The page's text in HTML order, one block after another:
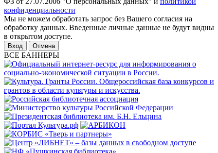
конфиденциальности
Мы не можем обработать запрос без Вашего согласия на
обработку данных. Введенные личные данные не будут видны
в открытом доступе.
Отмена
ВСЕ БАННЕРЫ